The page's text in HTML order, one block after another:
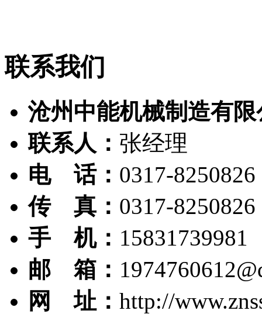
联系我们
沧州中能机械制造有限
联系人： 张经理
电 话： 0317-8250826
传 真： 0317-8250826
手 机： 15831739981
邮 箱：
网 址： http://